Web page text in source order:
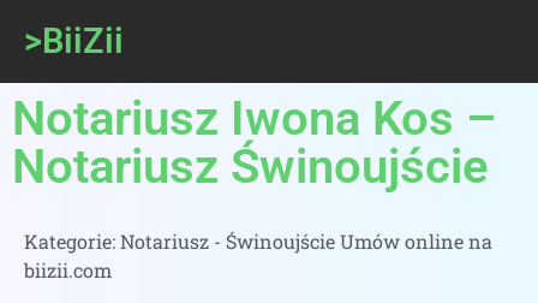
>BiiZii
Notariusz Iwona Kos –
Notariusz Świnoujście
Kategorie:Notariusz - Świnoujście Umów online na
biizii.com